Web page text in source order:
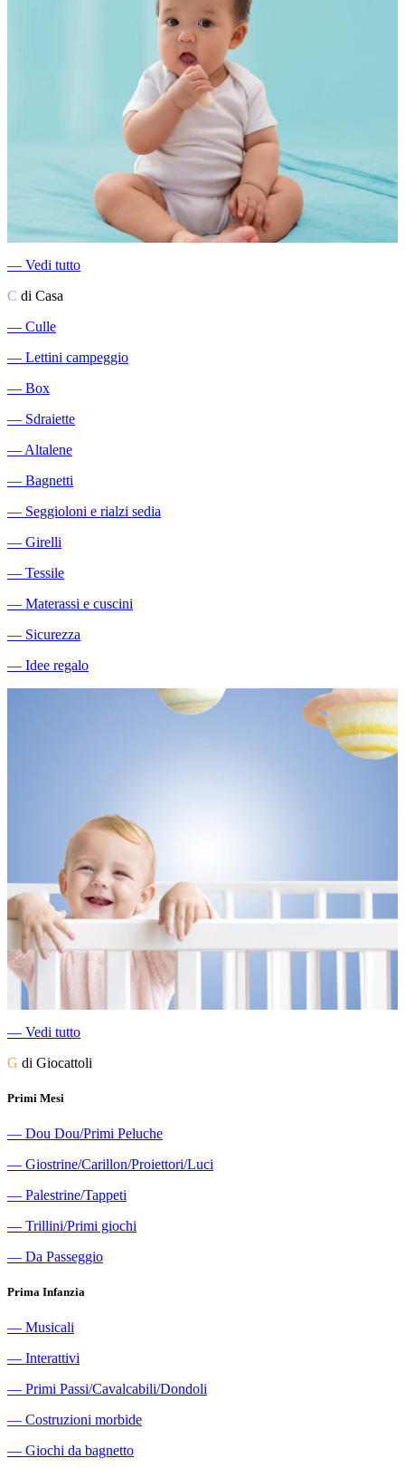
― Vedi tutto
C di Casa
― Culle
― Lettini campeggio
― Box
― Sdraiette
―Altalene
― Bagnetti
― Seggioloni e rialzi sedia
― Girelli
― Tessile
― Materassi e cuscini
― Sicurezza
― Idee regalo
― Vedi tutto
G di Giocattoli
Primi Mesi
― Dou Dou/Primi Peluche
― Giostrine/Carillon/Proiettori/Luci
― Palestrine/Tappeti
― Trillini/Primi giochi
― Da Passeggio
Prima Infanzia
― Musicali
― Interattivi
― Primi Passi/Cavalcabili/Dondoli
― Costruzioni morbide
― Giochi da bagnetto